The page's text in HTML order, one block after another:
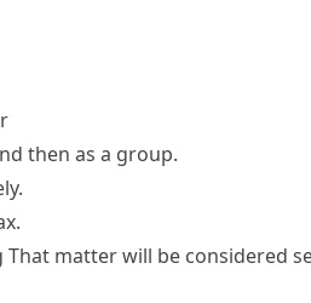
then as a group.
That matter will be considered